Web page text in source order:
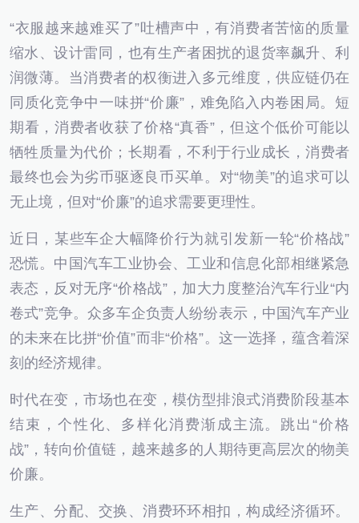
“衣服越来越难买了”吐槽声中，有消费者苦恼的质量
缩水、设计雷同，也有生产者困扰的退货率飙升、利
润微薄。当消费者的权衡进入多元维度，供应链仍在
同质化竞争中一味拼“价廉”，难免陷入内卷困局。短
期看，消费者收获了价格“真香”，但这个低价可能以
牺牲质量为代价；长期看，不利于行业成长，消费者
最终也会为劣币驱逐良币买单。对“物美”的追求可以
无止境，但对“价廉”的追求需要更理性。
近日，某些车企大幅降价行为就引发新一轮“价格战”
恐慌。中国汽车工业协会、工业和信息化部相继紧急
表态，反对无序“价格战”，加大力度整治汽车行业“内
卷式”竞争。众多车企负责人纷纷表示，中国汽车产业
的未来在比拼“价值”而非“价格”。这一选择，蕴含着深
刻的经济规律。
时代在变，市场也在变，模仿型排浪式消费阶段基本
结束，个性化、多样化消费渐成主流。跳出“价格
战”，转向价值链，越来越多的人期待更高层次的物美
价廉。
生产、分配、交换、消费环环相扣，构成经济循环。